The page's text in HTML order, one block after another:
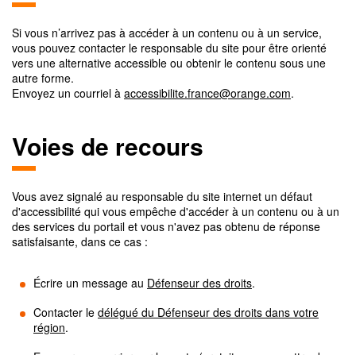
Si vous n’arrivez pas à accéder à un contenu ou à un service,
vous pouvez contacter le responsable du site pour être orienté
vers une alternative accessible ou obtenir le contenu sous une
autre forme.
Envoyez un courriel à accessibilite.france@orange.com.
Voies de recours
Vous avez signalé au responsable du site internet un défaut
d'accessibilité qui vous empêche d'accéder à un contenu ou à un
des services du portail et vous n'avez pas obtenu de réponse
satisfaisante, dans ce cas :
Écrire un message au Défenseur des droits.
Contacter le délégué du Défenseur des droits dans votre
région.